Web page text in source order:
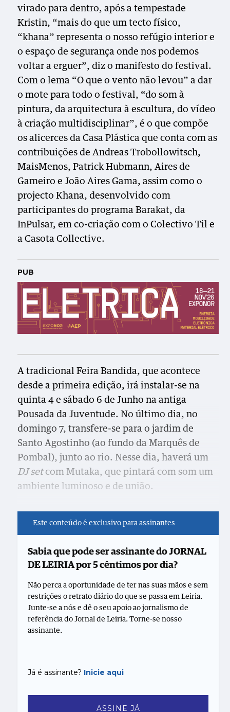
virado para dentro, após a tempestade
Kristin, “mais do que um tecto físico,
“khana” representa o nosso refúgio interior e
o espaço de segurança onde nos podemos
voltar a erguer”, diz o manifesto do festival.
Com o lema “O que o vento não levou” a dar
o mote para todo o festival, “do som à
pintura, da arquitectura à escultura, do vídeo
à criação multidisciplinar”, é o que compõe
os alicerces da Casa Plástica que conta com as
contribuições de Andreas Trobollowitsch,
MaisMenos, Patrick Hubmann, Aires de
Gameiro e João Aires Gama, assim como o
projecto Khana, desenvolvido com
participantes do programa Barakat, da
InPulsar, em co-criação com o Colectivo Til e
a Casota Collective.
PUB
A tradicional Feira Bandida, que acontece
desde a primeira edição, irá instalar-se na
quinta 4 e sábado 6 de Junho na antiga
Pousada da Juventude. No último dia, no
domingo 7, transfere-se para o jardim de
Santo Agostinho (ao fundo da Marquês de
Pombal), junto ao rio. Nesse dia, haverá um
DJ setcom Mutaka, que pintará com som um
ambiente luminoso e de união.
Este conteúdo é exclusivo para assinantes
Sabia que pode ser assinante do JORNAL
DE LEIRIA por 5 cêntimos por dia?
Não perca a oportunidade de ter nas suas mãos e sem
restrições o retrato diário do que se passa em Leiria.
Junte-se a nós e dê o seu apoio ao jornalismo de
referência do Jornal de Leiria. Torne-se nosso
assinante.
Já é assinante? Inicie aqui
ASSINE JÁ